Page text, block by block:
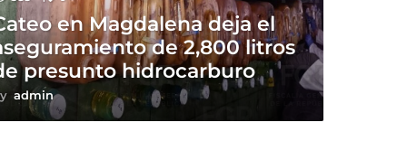
en Magdalena deja el
de 2,800 litros
presunto hidrocarburo
admin